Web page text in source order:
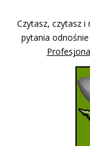
Czytasz, czytasz i
pytania